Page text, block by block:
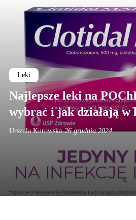
Leki
Najlepsze leki na
wybrać i jak działają w
płuc
Urszula Kurowska-26 grudnia 2024